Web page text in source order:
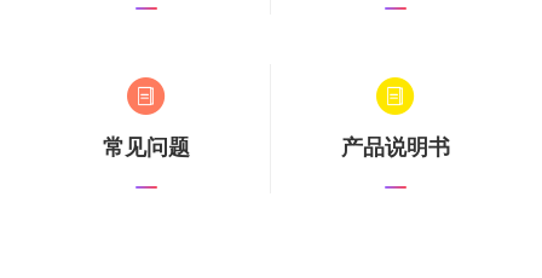
常见问题 产品说明书